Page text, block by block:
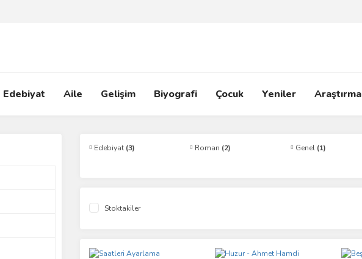
Edebiyat Aile Gelişim Biyografi Çocuk Yeniler Araştırma
Edebiyat (3) Roman (2) Genel (1)
Stoktakiler